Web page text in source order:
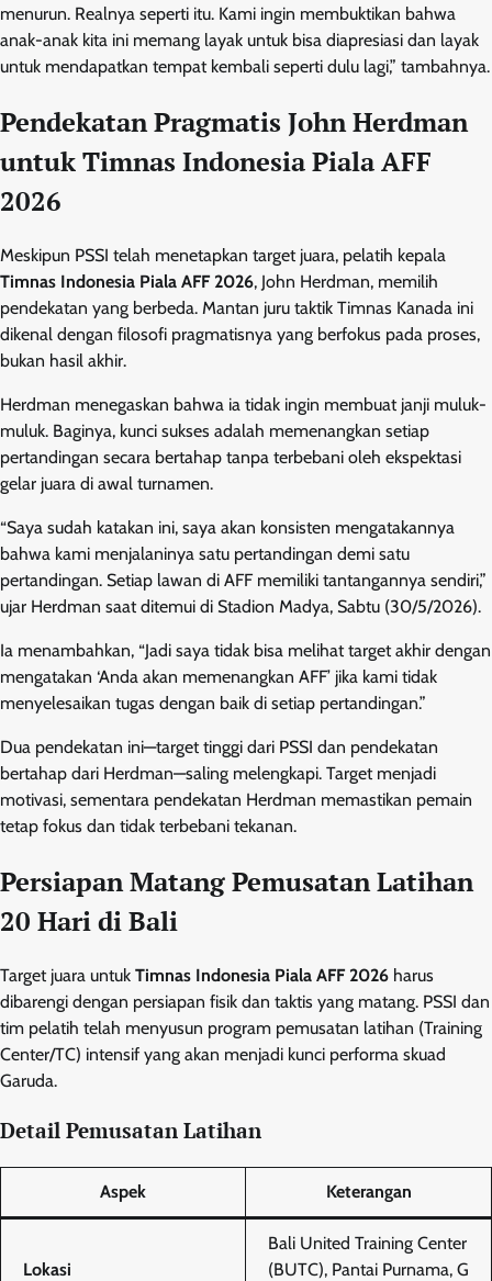
menurun. Realnya seperti itu. Kami ingin membuktikan bahwa
anak-anak kita ini memang layak untuk bisa diapresiasi dan layak
untuk mendapatkan tempat kembali seperti dulu lagi,” tambahnya.
Pendekatan Pragmatis John Herdman
untuk Timnas Indonesia Piala AFF
2026
Meskipun PSSI telah menetapkan target juara, pelatih kepala
Timnas Indonesia Piala AFF 2026, John Herdman, memilih
pendekatan yang berbeda. Mantan juru taktik Timnas Kanada ini
dikenal dengan filosofi pragmatisnya yang berfokus pada proses,
bukan hasil akhir.
Herdman menegaskan bahwa ia tidak ingin membuat janji muluk-
muluk. Baginya, kunci sukses adalah memenangkan setiap
pertandingan secara bertahap tanpa terbebani oleh ekspektasi
gelar juara di awal turnamen.
“Saya sudah katakan ini, saya akan konsisten mengatakannya
bahwa kami menjalaninya satu pertandingan demi satu
pertandingan. Setiap lawan di AFF memiliki tantangannya sendiri,”
ujar Herdman saat ditemui di Stadion Madya, Sabtu (30/5/2026).
Ia menambahkan, “Jadi saya tidak bisa melihat target akhir dengan
mengatakan ‘Anda akan memenangkan AFF’ jika kami tidak
menyelesaikan tugas dengan baik di setiap pertandingan.”
Dua pendekatan ini—target tinggi dari PSSI dan pendekatan
bertahap dari Herdman—saling melengkapi. Target menjadi
motivasi, sementara pendekatan Herdman memastikan pemain
tetap fokus dan tidak terbebani tekanan.
Persiapan Matang Pemusatan Latihan
20 Hari di Bali
Target juara untuk Timnas Indonesia Piala AFF 2026 harus
dibarengi dengan persiapan fisik dan taktis yang matang. PSSI dan
tim pelatih telah menyusun program pemusatan latihan (Training
Center/TC) intensif yang akan menjadi kunci performa skuad
Garuda.
Detail Pemusatan Latihan
Aspek Keterangan
Lokasi
Bali United Training Center
(BUTC), Pantai Purnama, G